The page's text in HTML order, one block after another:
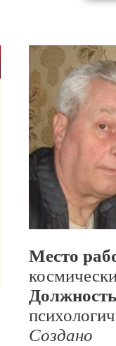
Место
Создано